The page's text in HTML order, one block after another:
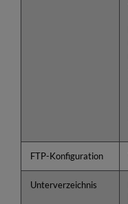
FTP-Konfiguration
Unterverzeichnis